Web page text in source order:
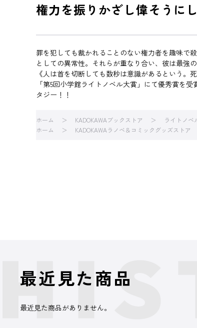
権力を振りかざし偉そうに
罪を犯しても裁かれることのない権力者を趣味で
としての異常性。それらが重なり合い、彼は最強
《人は首を切断しても数秒は意識があるという。
「第5回小学館ライトノベル大賞」にて優秀賞を
タジー！！
ホーム KADOKAWAブックストア ライトノベ
ホーム
KADOKAWAラノベ＆コミックグッズストア
最近見た商品
最近見た商品がありません。